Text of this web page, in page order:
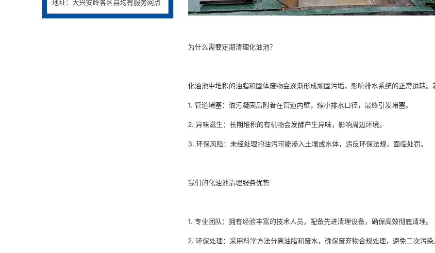
地址：大兴安岭各区县均有服务网点
为什么需要定期清理化油池？
化油池中堆积的油脂和固体废物会逐渐形成顽固污垢，影响排水系统的正常运转
1. 管道堵塞：油污凝固后附着在管道内壁，缩小排水口径，最终引发堵塞。
2. 异味滋生：长期堆积的有机物会发酵产生异味，影响周边环境。
3. 环保风险：未经处理的油污可能渗入土壤或水体，违反环保法规，面临处罚。
我们的化油池清理服务优势
1. 专业团队：拥有经验丰富的技术人员，配备先进清理设备，确保高效彻底清理。
2. 环保处理：采用科学方法分离油脂和废水，确保废弃物合规处理，避免二次污染